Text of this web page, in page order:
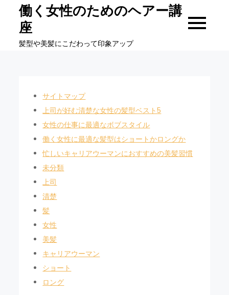
content
働く女性のためのヘアー講
座
髪型や美髪にこだわって印象アップ
サイトマップ
上司が好む清楚な女性の髪型ベスト5
女性の仕事に最適なボブスタイル
働く女性に最適な髪型はショートかロングか
忙しいキャリアウーマンにおすすめの美髪習慣
未分類
上司
清楚
髪
女性
美髪
キャリアウーマン
ショート
ロング